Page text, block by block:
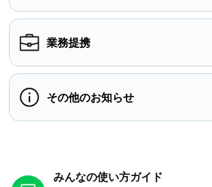
業務提携
その他のお知らせ
みんなの使い方ガイド